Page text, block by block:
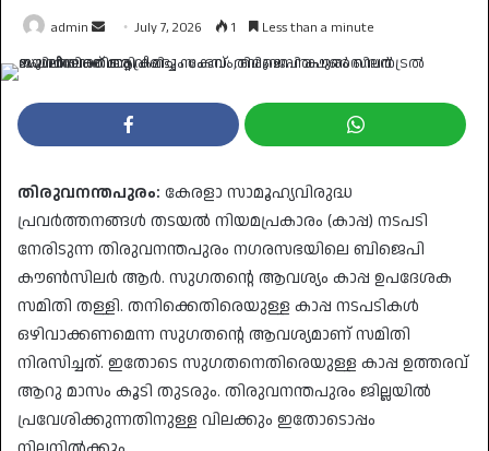
admin
Send
an
July 7, 2026 1 Less than a minute
തിരുവനന്തപുരം: കേരളാ സാമൂഹ്യവിരുദ്ധ
പ്രവർത്തനങ്ങൾ തടയൽ നിയമപ്രകാരം (കാപ്പ) നടപടി
നേരിടുന്ന തിരുവനന്തപുരം നഗരസഭയിലെ ബിജെപി
കൗൺസിലർ ആർ. സുഗതന്റെ ആവശ്യം കാപ്പ ഉപദേശക
സമിതി തള്ളി. തനിക്കെതിരെയുള്ള കാപ്പ നടപടികൾ
ഒഴിവാക്കണമെന്ന സുഗതന്റെ ആവശ്യമാണ് സമിതി
നിരസിച്ചത്. ഇതോടെ സുഗതനെതിരെയുള്ള കാപ്പ ഉത്തരവ്
ആറു മാസം കൂടി തുടരും. തിരുവനന്തപുരം ജില്ലയിൽ
പ്രവേശിക്കുന്നതിനുള്ള വിലക്കും ഇതോടൊപ്പം